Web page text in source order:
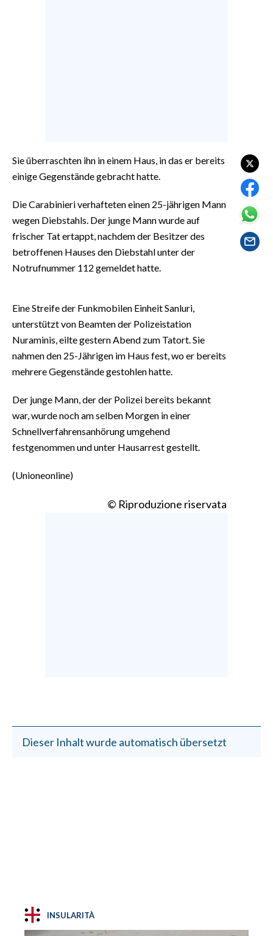
INSULARITÀ
FOTO
VIDEO
INFO AZIENDE
ANNUNCI
NECROLOGI
PUBBLICITÀ
SPIAGGE
Sie überraschten ihn in einem Haus, in das er bereits
einige Gegenstände gebracht hatte.
Die Carabinieri verhafteten einen 25-jährigen Mann
wegen Diebstahls. Der junge Mann wurde auf
frischer Tat ertappt, nachdem der Besitzer des
betroffenen Hauses den Diebstahl unter der
Notrufnummer 112 gemeldet hatte.
Eine Streife der Funkmobilen Einheit Sanluri,
unterstützt von Beamten der Polizeistation
Nuraminis, eilte gestern Abend zum Tatort. Sie
nahmen den 25-Jährigen im Haus fest, wo er bereits
mehrere Gegenstände gestohlen hatte.
Der junge Mann, der der Polizei bereits bekannt
war, wurde noch am selben Morgen in einer
Schnellverfahrensanhörung umgehend
festgenommen und unter Hausarrest gestellt.
(Unioneonline)
© Riproduzione riservata
Dieser Inhalt wurde automatisch übersetzt
INSULARITÀ